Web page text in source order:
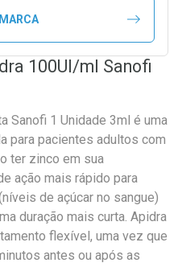
100UI/ml Sanofi
Sanofi 1 Unidade 3ml é uma
para pacientes adultos com
ter zinco em sua
ação mais rápido para
de açúcar no sangue)
duração mais curta. Apidra
flexível, uma vez que
antes ou após as